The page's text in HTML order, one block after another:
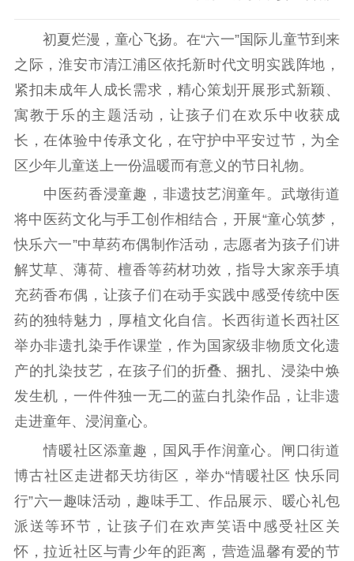
信息公开年度报
告
政策法规
工作动态
理论武装
理论学习 宣传宣讲 研究阐释
哲学社科
社科强省 工作通知
成果集萃
新闻宣传
主题宣传 对外宣传
新闻发布
记者之家
品牌栏目
精品生产 文化惠民
文化传承
文化交流
体制改革
文化产业
紫金文化艺术节
品牌活动 紫艺舞台
精神文明
初夏烂漫，童心飞扬。在“六一”国际儿童节到来
之际，淮安市清江浦区依托新时代文明实践阵地，
紧扣未成年人成长需求，精心策划开展形式新颖、
寓教于乐的主题活动，让孩子们在欢乐中收获成
长，在体验中传承文化，在守护中平安过节，为全
区少年儿童送上一份温暖而有意义的节日礼物。
中医药香浸童趣，非遗技艺润童年。武墩街道
将中医药文化与手工创作相结合，开展“童心筑梦，
快乐六一”中草药布偶制作活动，志愿者为孩子们讲
解艾草、薄荷、檀香等药材功效，指导大家亲手填
充药香布偶，让孩子们在动手实践中感受传统中医
药的独特魅力，厚植文化自信。长西街道长西社区
举办非遗扎染手作课堂，作为国家级非物质文化遗
产的扎染技艺，在孩子们的折叠、捆扎、浸染中焕
发生机，一件件独一无二的蓝白扎染作品，让非遗
走进童年、浸润童心。
情暖社区添童趣，国风手作润童心。闸口街道
博古社区走进都天坊街区，举办“情暖社区 快乐同
行”六一趣味活动，趣味手工、作品展示、暖心礼包
派送等环节，让孩子们在欢声笑语中感受社区关
怀，拉近社区与青少年的距离，营造温馨有爱的节